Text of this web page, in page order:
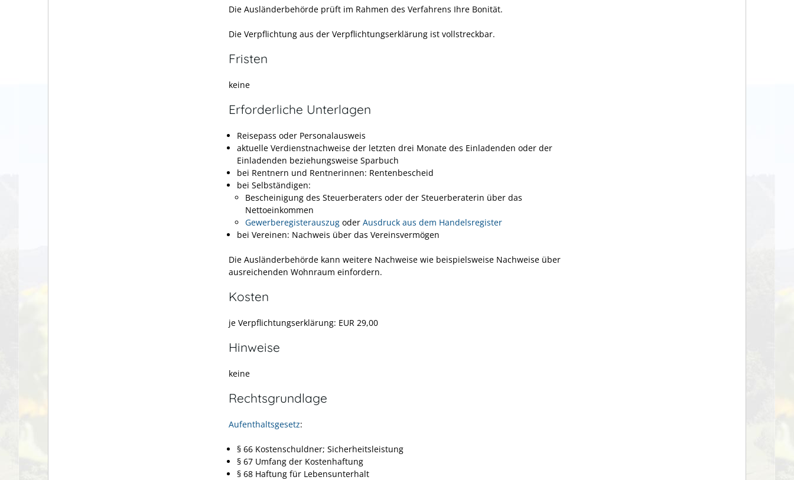
Die Ausländerbehörde prüft im Rahmen des Verfahrens Ihre Bonität.
Die Verpflichtung aus der Verpflichtungserklärung ist vollstreckbar.
Fristen
keine
Erforderliche Unterlagen
Reisepass oder Personalausweis
aktuelle Verdienstnachweise der letzten drei Monate des Einladenden oder der
Einladenden beziehungsweise Sparbuch
bei Rentnern und Rentnerinnen: Rentenbescheid
bei Selbständigen:
Bescheinigung des Steuerberaters oder der Steuerberaterin über das
Nettoeinkommen
Gewerberegisterauszug oder Ausdruck aus dem Handelsregister
bei Vereinen: Nachweis über das Vereinsvermögen
Die Ausländerbehörde kann weitere Nachweise wie beispielsweise Nachweise über
ausreichenden Wohnraum einfordern.
Kosten
je Verpflichtungserklärung: EUR 29,00
Hinweise
keine
Rechtsgrundlage
Aufenthaltsgesetz:
§ 66 Kostenschuldner; Sicherheitsleistung
§ 67 Umfang der Kostenhaftung
§ 68 Haftung für Lebensunterhalt